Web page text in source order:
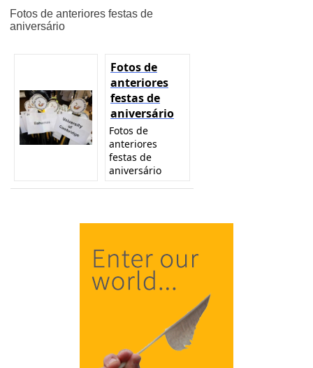
Fotos de anteriores festas de
aniversário
Fotos de
anteriores
festas de
aniversário
Fotos de
anteriores
festas de
aniversário